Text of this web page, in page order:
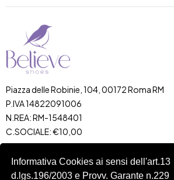
Informativa Cookies ai sensi dell'art.13
d.lgs.196/2003 e Provv. Garante n.229
Piazza delle Robinie, 104, 00172 Roma RM
P.IVA 14822091006
N.REA: RM-1548401
C.SOCIALE: €10,00
Shop
Account